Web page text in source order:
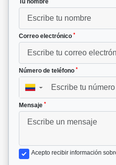
Tu nombre
Correo electrónico *
Número de teléfono *
▼
Mensaje *
Acepto recibir información